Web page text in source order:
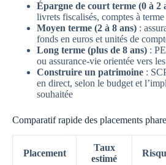
Épargne de court terme (0 à 2
livrets fiscalisés, comptes à terme
Moyen terme (2 à 8 ans) :
fonds en euros et unités de
Long terme (plus de 8 ans) :
ou assurance-vie orientée vers
Construire un patrimoine :
en direct, selon le budget et
souhaitée
Comparatif rapide des placements
Placement
Taux
estimé